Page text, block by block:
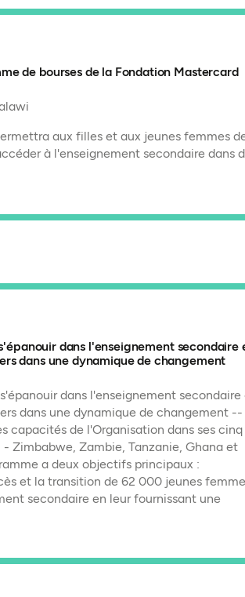
de bourses de la Fondation Mastercard
aux filles et aux jeunes femmes
à l'enseignement secondaire dans
dans l'enseignement secondaire
dans une dynamique de changement
dans l'enseignement secondaire
dans une dynamique de changement --
capacités de l'Organisation dans ses cinq
- Zimbabwe, Zambie, Tanzanie, Ghana et
a deux objectifs principaux :
et la transition de 62 000 jeunes
secondaire en leur fournissant une